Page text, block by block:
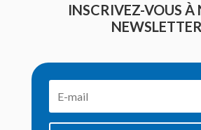
INSCRIVEZ-VOUS À
NEWSLETTER